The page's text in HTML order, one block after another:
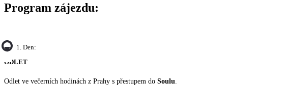
Program zájezdu:
1. Den:
ODLET
Odlet ve večerních hodinách z Prahy s přestupem do Soulu.